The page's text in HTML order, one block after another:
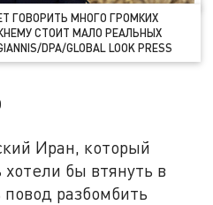
ГОВОРИТЬ МНОГО ГРОМКИХ
СТОИТ МАЛО РЕАЛЬНЫХ
DPA/GLOBAL LOOK PRESS
Иран, который
бы втянуть в
разбомбить